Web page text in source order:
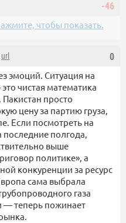
-46
чтобы показать.
0
url
эмоций. Ситуация на
чистая математика
просто
цену за партию груза,
Если посмотреть на
последние полгода,
выше
политике», а
конкуренции за ресурс
сама выбрала
газа
— теперь пожинает